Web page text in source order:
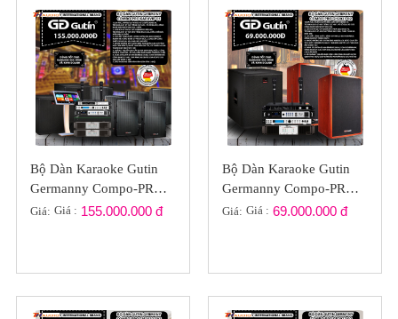
Bộ Dàn Karaoke Gutin
Germanny Compo-PRO
KARAVIP-01
Giá: Giá : 155.000.000 đ
Bộ Dàn Karaoke Gutin
Germanny Compo-PRO
GP2023-02
Giá: Giá : 69.000.000 đ